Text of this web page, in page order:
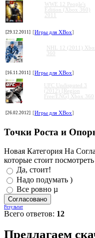
WWE 12 People's
Edition (Xbox 360)
2011
[29.12.2011] [Игры для XBox]
NHL 12 (2011)
360
[16.11.2011] [Игры для XBox]
UFC Undisputed 3
(2012) [Region
Free/ENG] Xbox 360
[26.02.2012] [Игры для XBox]
Точки Роста и
Новая Категория На
которые стоит
Да, стоит!
Надо подумать )
Все ровно µ
Результат
Всего ответов: 12